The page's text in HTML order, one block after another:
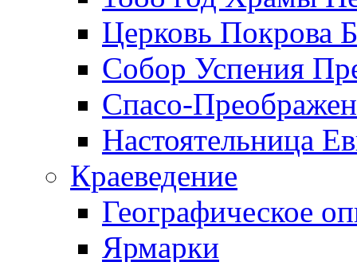
Церковь Покрова
Собор Успения
Спасо-
Настоятельница
Краеведение
Географическое
Ярмарки